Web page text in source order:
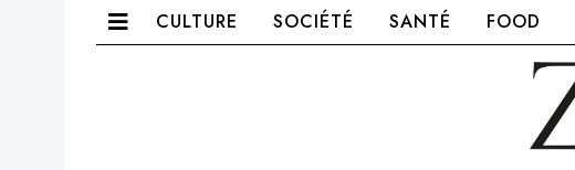
CULTURE SOCIÉTÉ SANTÉ FOOD